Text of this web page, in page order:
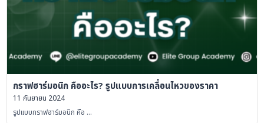
กราฟฮาร์มอนิก คืออะไร? รูปแบบการเคลื่อนไหวของราคา
11 กันยายน 2024
รูปแบบกราฟฮาร์มอนิก คือ …